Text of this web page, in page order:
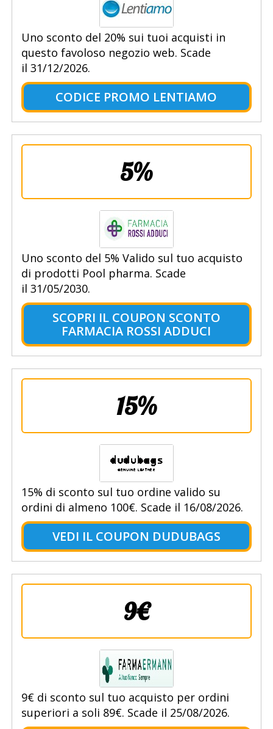
Uno sconto del 20% sui tuoi acquisti in
questo favoloso negozio web. Scade
il 31/12/2026.
CODICE PROMO LENTIAMO
5%
Uno sconto del 5% Valido sul tuo acquisto
di prodotti Pool pharma. Scade
il 31/05/2030.
SCOPRI IL COUPON SCONTO
FARMACIA ROSSI ADDUCI
15%
15% di sconto sul tuo ordine valido su
ordini di almeno 100€. Scade il 16/08/2026.
VEDI IL COUPON DUDUBAGS
9€
9€ di sconto sul tuo acquisto per ordini
superiori a soli 89€. Scade il 25/08/2026.